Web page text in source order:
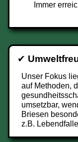
Immer
✔
Unser Fokus
auf Methoden,
umsetzbar,
Briesen
z.B.